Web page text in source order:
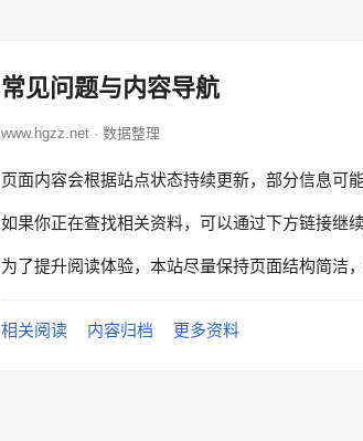
常见问题与内容导航
www.hgzz.net · 数据整理
页面内容会根据站点状态持续更新，部分信息可
如果你正在查找相关资料，可以通过下方链接继
为了提升阅读体验，本站尽量保持页面结构简洁
相关阅读 内容归档 更多资料